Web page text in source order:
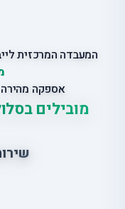
המעבדה המרכזית
אספקה מהירה